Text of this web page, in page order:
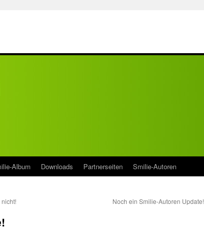
Album Downloads Partnerseiten Smilie-Autoren
Noch ein Smilie-Autoren Update!